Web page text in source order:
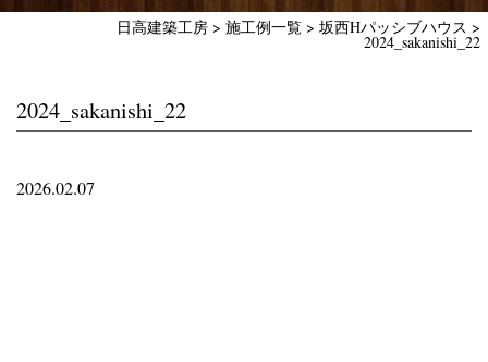
日高建築工房 > 施工例一覧 > 坂西Hパッシブハウス >
2024_sakanishi_22
2024_sakanishi_22
2026.02.07